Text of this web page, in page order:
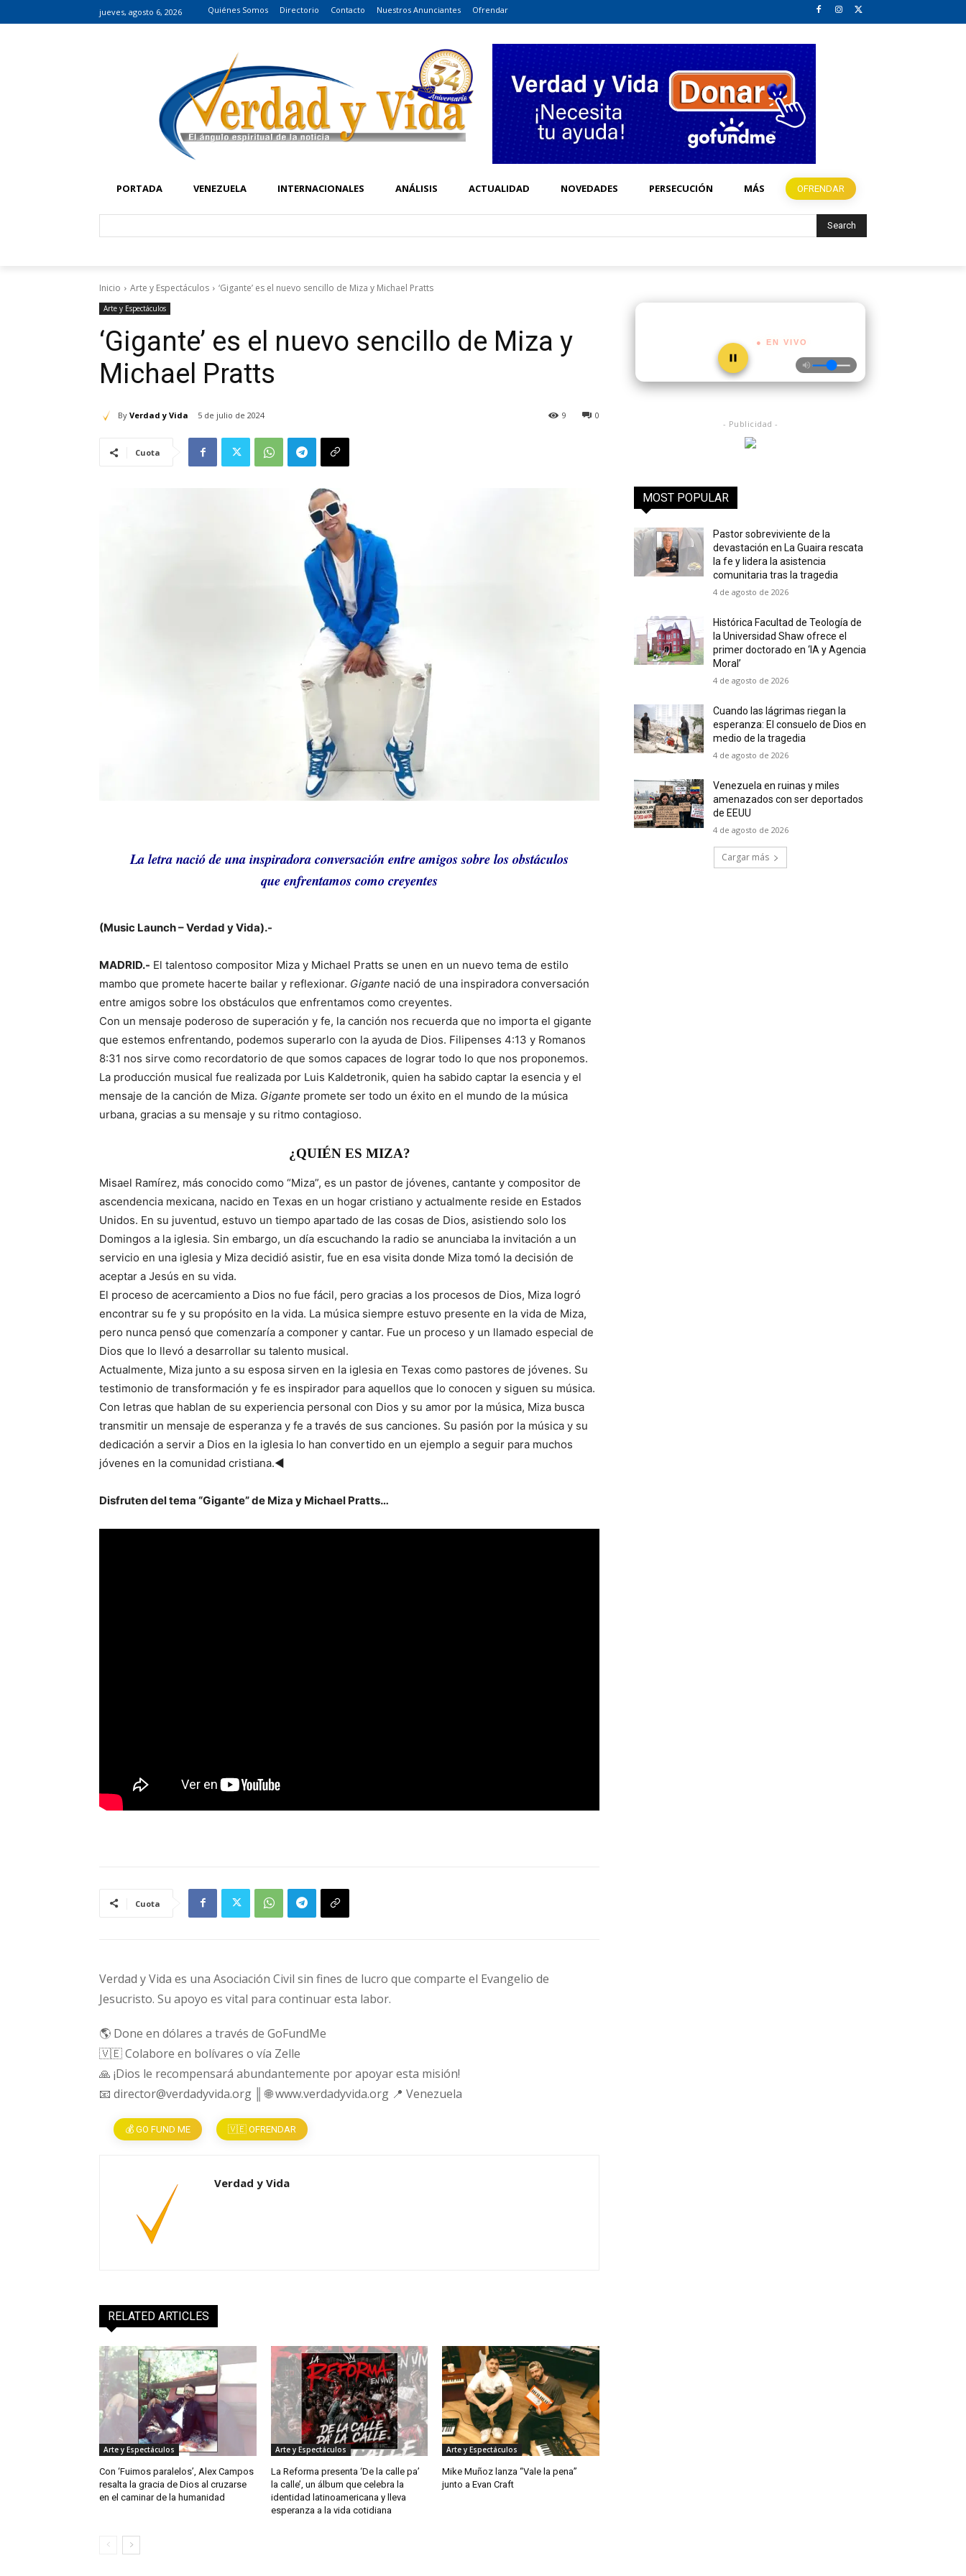
jueves, agosto 6, 2026 Quiénes Somos Directorio Contacto Nuestros Anunciantes Ofrendar
PORTADA VENEZUELA INTERNACIONALES ANÁLISIS ACTUALIDAD NOVEDADES PERSECUCIÓN MÁS OFRENDAR
Search
Inicio Arte y Espectáculos ‘Gigante’ es el nuevo sencillo de Miza y Michael Pratts
Arte y Espectáculos
‘Gigante’ es el nuevo sencillo de Miza y
Michael Pratts
By Verdad y Vida 5 de julio de 2024 0
9
Cuota
La letra nació de una inspiradora conversación entre amigos sobre los obstáculos
que enfrentamos como creyentes
(Music Launch – Verdad y Vida).-
MADRID.- El talentoso compositor Miza y Michael Pratts se unen en un nuevo tema de estilo
mambo que promete hacerte bailar y reflexionar. Gigante nació de una inspiradora conversación
entre amigos sobre los obstáculos que enfrentamos como creyentes.
Con un mensaje poderoso de superación y fe, la canción nos recuerda que no importa el gigante
que estemos enfrentando, podemos superarlo con la ayuda de Dios. Filipenses 4:13 y Romanos
8:31 nos sirve como recordatorio de que somos capaces de lograr todo lo que nos proponemos.
La producción musical fue realizada por Luis Kaldetronik, quien ha sabido captar la esencia y el
mensaje de la canción de Miza. Gigante promete ser todo un éxito en el mundo de la música
urbana, gracias a su mensaje y su ritmo contagioso.
¿QUIÉN ES MIZA?
Misael Ramírez, más conocido como “Miza”, es un pastor de jóvenes, cantante y compositor de
ascendencia mexicana, nacido en Texas en un hogar cristiano y actualmente reside en Estados
Unidos. En su juventud, estuvo un tiempo apartado de las cosas de Dios, asistiendo solo los
Domingos a la iglesia. Sin embargo, un día escuchando la radio se anunciaba la invitación a un
servicio en una iglesia y Miza decidió asistir, fue en esa visita donde Miza tomó la decisión de
aceptar a Jesús en su vida.
El proceso de acercamiento a Dios no fue fácil, pero gracias a los procesos de Dios, Miza logró
encontrar su fe y su propósito en la vida. La música siempre estuvo presente en la vida de Miza,
pero nunca pensó que comenzaría a componer y cantar. Fue un proceso y un llamado especial de
Dios que lo llevó a desarrollar su talento musical.
Actualmente, Miza junto a su esposa sirven en la iglesia en Texas como pastores de jóvenes. Su
testimonio de transformación y fe es inspirador para aquellos que lo conocen y siguen su música.
Con letras que hablan de su experiencia personal con Dios y su amor por la música, Miza busca
transmitir un mensaje de esperanza y fe a través de sus canciones. Su pasión por la música y su
dedicación a servir a Dios en la iglesia lo han convertido en un ejemplo a seguir para muchos
jóvenes en la comunidad cristiana.◄
Disfruten del tema “Gigante” de Miza y Michael Pratts…
Cuota
Verdad y Vida es una Asociación Civil sin fines de lucro que comparte el Evangelio de
Jesucristo. Su apoyo es vital para continuar esta labor.
🌎 Done en dólares a través de GoFundMe
🇻🇪 Colabore en bolívares o vía Zelle
🙏 ¡Dios le recompensará abundantemente por apoyar esta misión!
📧 director@verdadyvida.org ║ 🌐 www.verdadyvida.org 📍 Venezuela
💰 GO FUND ME 🇻🇪 OFRENDAR
Verdad y Vida
RELATED ARTICLES
Arte y Espectáculos
Con ‘Fuimos paralelos’, Alex Campos
resalta la gracia de Dios al cruzarse
en el caminar de la humanidad
Arte y Espectáculos
La Reforma presenta ‘De la calle pa’
la calle’, un álbum que celebra la
identidad latinoamericana y lleva
esperanza a la vida cotidiana
Arte y Espectáculos
Mike Muñoz lanza “Vale la pena”
junto a Evan Craft
● EN VIVO
- Publicidad -
MOST POPULAR
Pastor sobreviviente de la
devastación en La Guaira rescata
la fe y lidera la asistencia
comunitaria tras la tragedia
4 de agosto de 2026
Histórica Facultad de Teología de
la Universidad Shaw ofrece el
primer doctorado en ‘IA y Agencia
Moral’
4 de agosto de 2026
Cuando las lágrimas riegan la
esperanza: El consuelo de Dios en
medio de la tragedia
4 de agosto de 2026
Venezuela en ruinas y miles
amenazados con ser deportados
de EEUU
4 de agosto de 2026
Cargar más